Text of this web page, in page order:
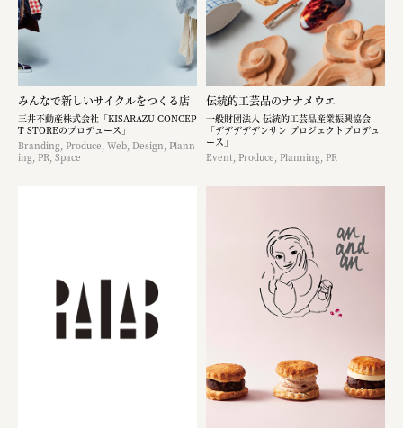
みんなで新しいサイクルをつくる店
三井不動産株式会社「KISARAZU CONCEP
T STOREのプロデュース」
Branding, Produce, Web, Design, Plann
ing, PR, Space
伝統的工芸品のナナメウエ
一般財団法人 伝統的工芸品産業振興協会
「デデデデデンサン プロジェクトプロデュ
ース」
Event, Produce, Planning, PR